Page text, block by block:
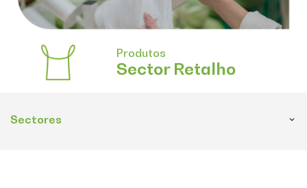
Produtos
Sector Retalho
Sectores